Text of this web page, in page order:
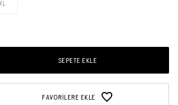
SEPETE EKLE
FAVORILERE EKLE